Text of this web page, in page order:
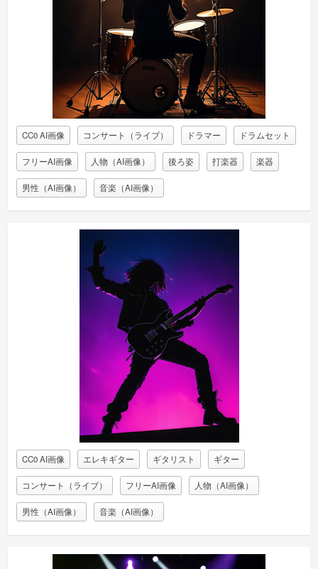
CC0 AI画像 コンサート（ライブ） ドラマー ドラムセット
フリーAI画像 人物（AI画像） 後ろ姿 打楽器 楽器
男性（AI画像） 音楽（AI画像）
CC0 AI画像 エレキギター ギタリスト ギター
コンサート（ライブ） フリーAI画像 人物（AI画像）
男性（AI画像） 音楽（AI画像）